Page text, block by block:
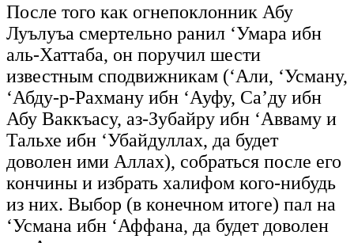
После того как огнепоклонник Абу
Луълуъа смертельно ранил ‘Умара ибн
аль-Хаттаба, он поручил шести
известным сподвижникам (‘Али, ‘Усману,
‘Абду-р-Рахману ибн ‘Ауфу, Са’ду ибн
Абу Ваккъасу, аз-Зубайру ибн ‘Авваму и
Тальхе ибн ‘Убайдуллах, да будет
доволен ими Аллах), собраться после его
кончины и избрать халифом кого-нибудь
из них. Выбор (в конечном итоге) пал на
‘Усмана ибн ‘Аффана, да будет доволен